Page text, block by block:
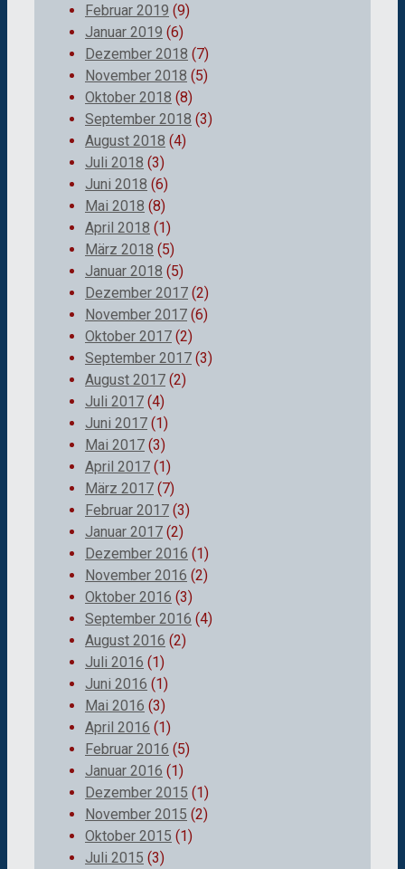
Februar 2019 (9)
Januar 2019 (6)
Dezember 2018 (7)
November 2018 (5)
Oktober 2018 (8)
September 2018 (3)
August 2018 (4)
Juli 2018 (3)
Juni 2018 (6)
Mai 2018 (8)
April 2018 (1)
März 2018 (5)
Januar 2018 (5)
Dezember 2017 (2)
November 2017 (6)
Oktober 2017 (2)
September 2017 (3)
August 2017 (2)
Juli 2017 (4)
Juni 2017 (1)
Mai 2017 (3)
April 2017 (1)
März 2017 (7)
Februar 2017 (3)
Januar 2017 (2)
Dezember 2016 (1)
November 2016 (2)
Oktober 2016 (3)
September 2016 (4)
August 2016 (2)
Juli 2016 (1)
Juni 2016 (1)
Mai 2016 (3)
April 2016 (1)
Februar 2016 (5)
Januar 2016 (1)
Dezember 2015 (1)
November 2015 (2)
Oktober 2015 (1)
Juli 2015 (3)